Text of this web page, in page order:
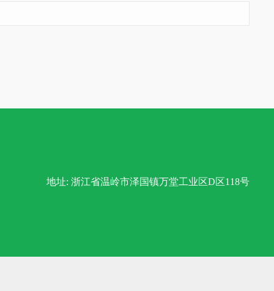
地址: 浙江省温岭市泽国镇万堂工业区D区118号